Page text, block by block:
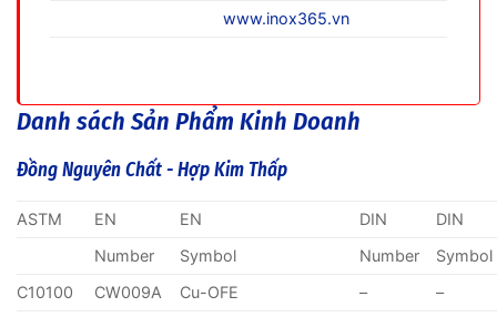
www.inox365.vn
Danh sách Sản Phẩm Kinh Doanh
Đồng Nguyên Chất - Hợp Kim Thấp
ASTM EN EN DIN
DIN
Number
Symbol Number
Symbol
C10100
CW009A Cu-OFE –
–